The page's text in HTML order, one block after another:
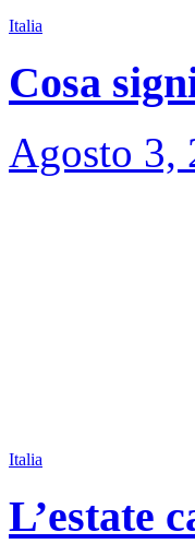
Italia
Cosa
Agosto 3,
Italia
L’estate